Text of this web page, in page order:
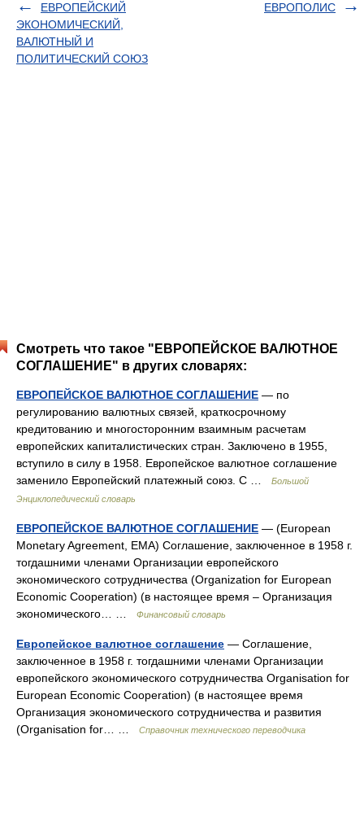
ЕВРОПЕЙСКИЙ
ЭКОНОМИЧЕСКИЙ,
ВАЛЮТНЫЙ И
ПОЛИТИЧЕСКИЙ СОЮЗ
ЕВРОПОЛИС
Смотреть что такое "ЕВРОПЕЙСКОЕ ВАЛЮТНОЕ
СОГЛАШЕНИЕ" в других словарях:
ЕВРОПЕЙСКОЕ ВАЛЮТНОЕ СОГЛАШЕНИЕ — по
регулированию валютных связей, краткосрочному
кредитованию и многосторонним взаимным расчетам
европейских капиталистических стран. Заключено в 1955,
вступило в силу в 1958. Европейское валютное соглашение
заменило Европейский платежный союз. С …
Большой
Энциклопедический словарь
ЕВРОПЕЙСКОЕ ВАЛЮТНОЕ СОГЛАШЕНИЕ — (European
Monetary Agreement, ЕМА) Соглашение, заключенное в 1958 г.
тогдашними членами Организации европейского
экономического сотрудничества (Organization for European
Economic Cooperation) (в настоящее время – Организация
экономического… …
Финансовый словарь
Европейское валютное соглашение — Соглашение,
заключенное в 1958 г. тогдашними членами Организации
европейского экономического сотрудничества Organisation for
European Economic Cooperation) (в настоящее время
Организация экономического сотрудничества и развития
(Organisation for… …
Справочник технического переводчика